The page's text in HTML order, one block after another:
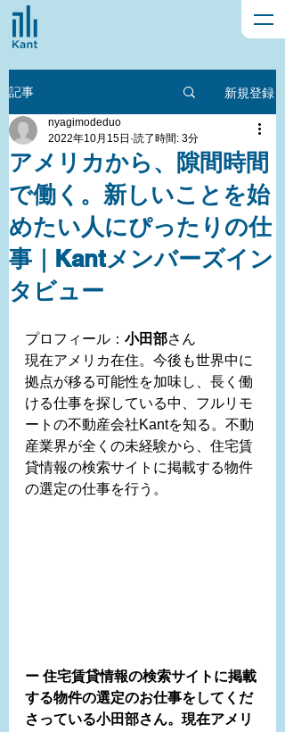
記事 新規登録
アメリカから、隙間時間
で働く。新しいことを始
めたい人にぴったりの仕
事｜Kantメンバーズイン
タビュー
nyagimodeduo
2022年10月15日 読了時間: 3分
プロフィール： 小田部さん
現在アメリカ在住。今後も世界中に
拠点が移る可能性を加味し、長く働
ける仕事を探している中、フルリモ
ートの不動産会社Kantを知る。不動
産業界が全くの未経験から、住宅賃
貸情報の検索サイトに掲載する物件
の選定の仕事を行う。
ー 住宅賃貸情報の検索サイトに掲載
する物件の選定のお仕事をしてくだ
さっている小田部さん。現在アメリ